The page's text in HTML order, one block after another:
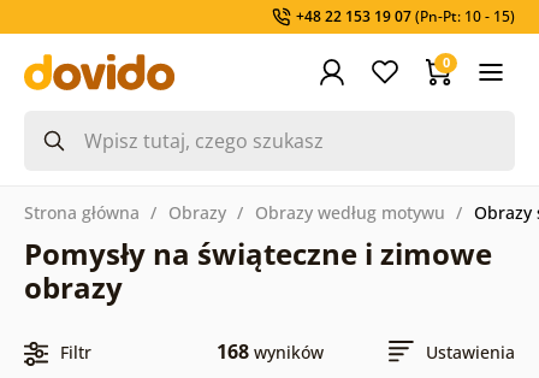
+48 22 153 19 07(Pn-Pt: 10 - 15)
0
Strona główna Obrazy Obrazy według motywu Obrazy
Pomysły na świąteczne i zimowe
obrazy
Filtr 168wyników Ustawienia